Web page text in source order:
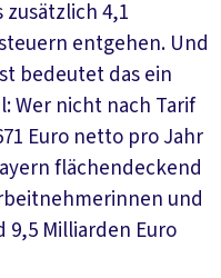
zusätzlich 4,1
entgehen. Und
bedeutet das ein
Wer nicht nach Tarif
Euro netto pro Jahr
flächendeckend
und
Milliarden Euro